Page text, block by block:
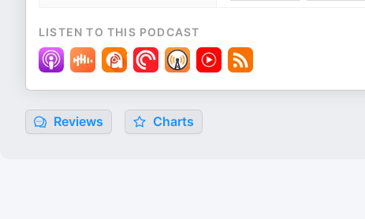
LISTEN TO THIS PODCAST
Reviews Charts